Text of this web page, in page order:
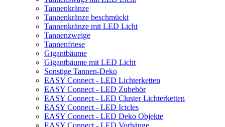
Tannenkränze
Tannenkränze beschmückt
Tannenkränze mit LED Licht
Tannenzweige
Tannenfriese
Gigantbäume
Gigantbäume mit LED Licht
Sonstige Tannen-Deko
EASY Connect - LED Lichterketten
EASY Connect - LED Zubehör
EASY Connect - LED Cluster Lichterketten
EASY Connect - LED Icicles
EASY Connect - LED Deko Objekte
EASY Connect - LED Vorhänge